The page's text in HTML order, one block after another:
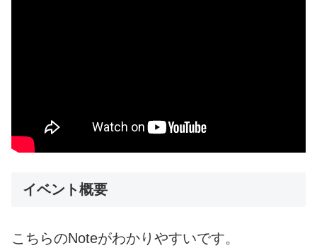
イベント概要
こちらのNoteがわかりやすいです。